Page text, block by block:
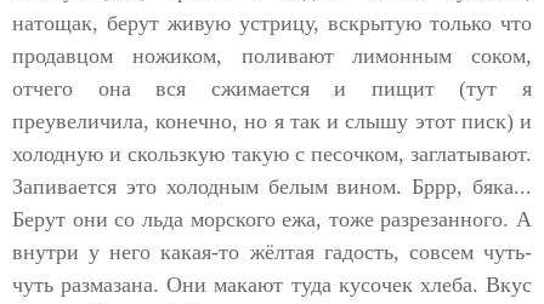
натощак, берут живую устрицу, вскрытую только что
продавцом ножиком, поливают лимонным соком,
отчего она вся сжимается и пищит (тут я
преувеличила, конечно, но я так и слышу этот писк) и
холодную и скользкую такую с песочком, заглатывают.
Запивается это холодным белым вином. Бррр, бяка...
Берут они со льда морского ежа, тоже разрезанного. А
внутри у него какая-то жёлтая гадость, совсем чуть-
чуть размазана. Они макают туда кусочек хлеба. Вкус